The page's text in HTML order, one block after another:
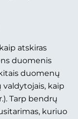
atskiras
duomenis
duomenų
kaip
Tarp bendrų
kuriuo